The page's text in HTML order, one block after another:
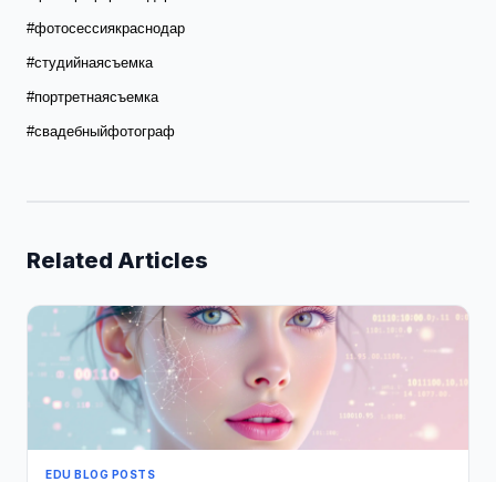
#фотосессиякраснодар
#студийнаясъемка
#портретнаясъемка
#свадебныйфотограф
Related Articles
EDU BLOG POSTS